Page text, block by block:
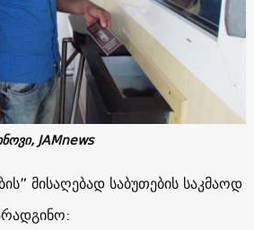
JAMnews
მისაღებად საბუთების საკმაოდ